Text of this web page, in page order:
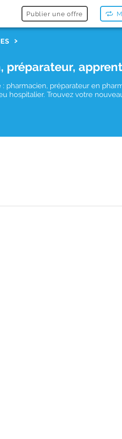
Publier une offre
préparateur,
pharmacien, préparateur en
hospitalier. Trouvez votre